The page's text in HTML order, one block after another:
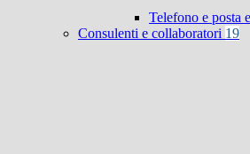
Telefono e posta
Consulenti e collaboratori 19